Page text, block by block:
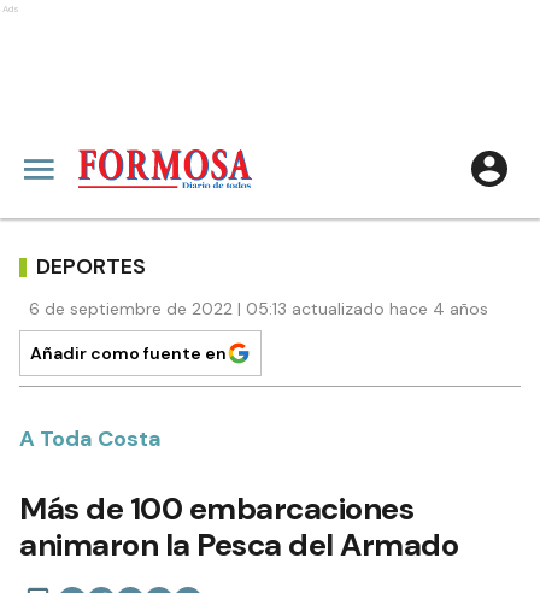
Ads
DEPORTES
6 de septiembre de 2022 | 05:13 actualizado hace 4 años
Añadir como fuente en
A Toda Costa
Más de 100 embarcaciones
animaron la Pesca del Armado